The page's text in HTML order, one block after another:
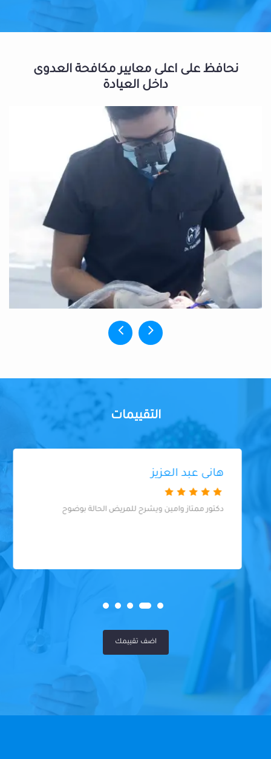
نحافظ على اعلى معايير مكافحة العدوى
داخل العيادة
التقييمات
هانى عبد العزيز
دكتور ممتاز وامين ويشرح للمريض الحالة بوضوح
اضف تقييمك